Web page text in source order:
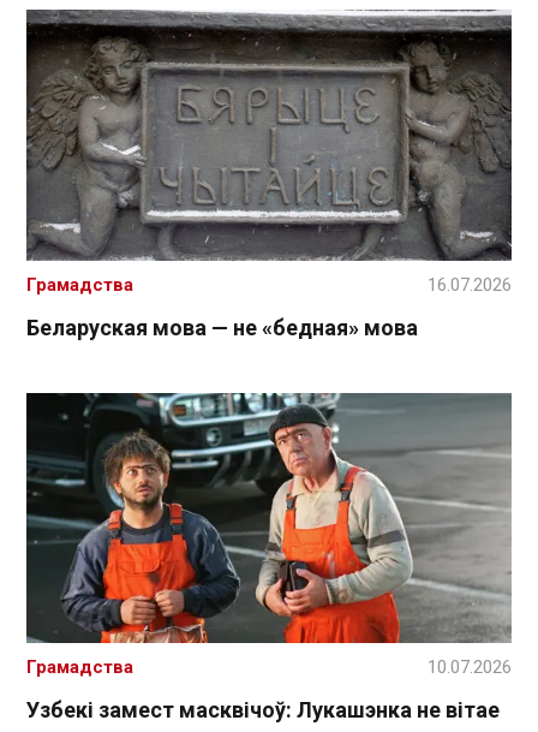
Беларуская мова — не «бедная» мова
Грамадства 16.07.2026
Узбекі замест масквічоў: Лукашэнка не вітае
Грамадства 10.07.2026